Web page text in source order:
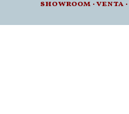
showroom ·venta ·